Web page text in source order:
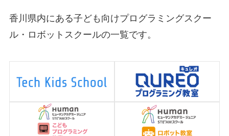
香川県内にある子ども向けプログラミングスクー
ル・ロボットスクールの一覧です。